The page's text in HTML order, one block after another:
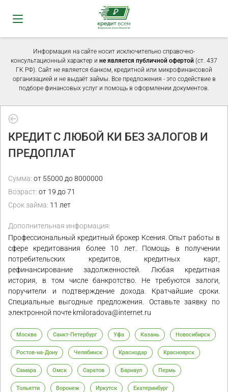
Информация на сайте носит исключительно справочно-
консультационный характер и не является публичной офертой (ст. 437
ГК РФ). Сайт не является банком, кредитной или микрофинансовой
организацией и не выдаёт займы. Все предложения - это содействие в
подборе финансовых услуг и помощь в оформлении документов.
КРЕДИТ С ЛЮБОЙ КИ БЕЗ ЗАЛОГОВ И
ПРЕДОПЛАТ
Сумма: от 55000 до 8000000
Возраст: от 19 до 71
Срок займа: 11 лет
Дополнительная информация:
Профессиональный кредитный брокер Ксения. Опыт работы в
сфере кредитования более 10 лет. Помощь в получении
потребительских кредитов, кредитных карт,
рефинансирование задолженностей. Любая кредитная
история, в том числе банкротство. Не требуются залоги,
поручители и подтверждение дохода. Кратчайшие сроки.
Специальные выгодные предложения. Оставьте заявку по
электронной почте kmiloradova@internet.ru
Москва Санкт-Петербург Уфа Казань Новосибирск
Ростов-на-Дону Челябинск Краснодар Красноярск
Самара Омск Саратов Барнаул Пермь
Тольятти Воронеж Иркутск Екатеринбург